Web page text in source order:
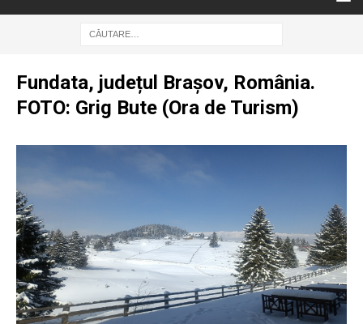
Fundata, județul Brașov, România.
FOTO: Grig Bute (Ora de Turism)